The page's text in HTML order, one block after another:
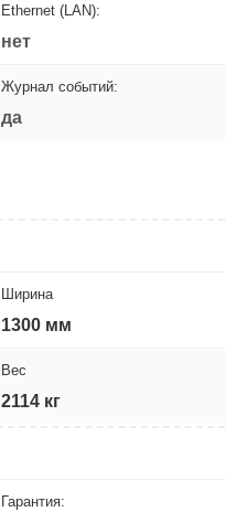
Ethernet (LAN):
нет
Журнал событий:
да
Ширина
1300 мм
Вес
2114 кг
Гарантия: